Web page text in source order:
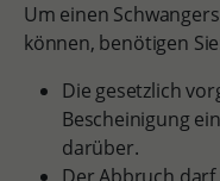
Um einen
können, benötigen
Die gesetzlich
Bescheinigung
darüber.